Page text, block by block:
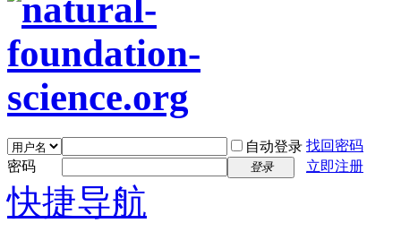
自动登录 找回密码
密码
登录 立即注册
快捷导航